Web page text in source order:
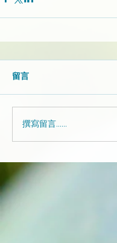
留言
撰寫留言......